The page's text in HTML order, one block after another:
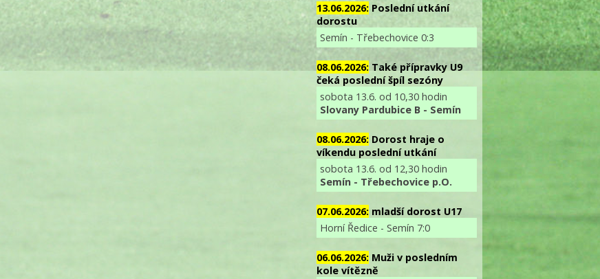
13.06.2026: Poslední utkání
dorostu
Semín - Třebechovice 0:3
08.06.2026: Také přípravky U9
čeká poslední špíl sezóny
sobota 13.6. od 10,30 hodin
Slovany Pardubice B - Semín
08.06.2026: Dorost hraje o
víkendu poslední utkání
sobota 13.6. od 12,30 hodin
Semín - Třebechovice p.O.
07.06.2026: mladší dorost U17
Horní Ředice - Semín 7:0
06.06.2026: Muži v posledním
kole vítězně